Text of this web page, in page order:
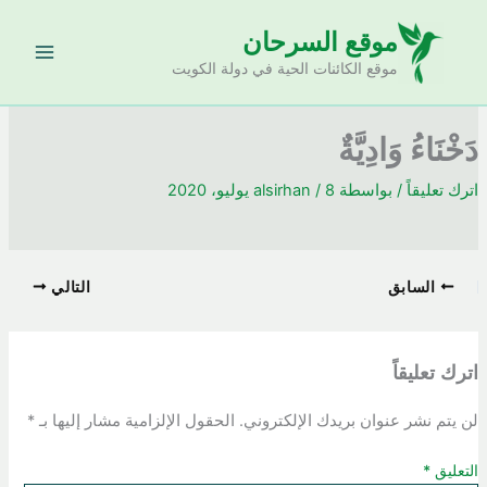
موقع السرحان
موقع الكائنات الحية في دولة الكويت
دَخْنَاءُ وَادِيَّةٌ
اترك تعليقاً / بواسطة alsirhan/ 8 يوليو، 2020
السابق التالي
اترك تعليقاً
لن يتم نشر عنوان بريدك الإلكتروني. الحقول الإلزامية مشار إليها بـ *
التعليق *